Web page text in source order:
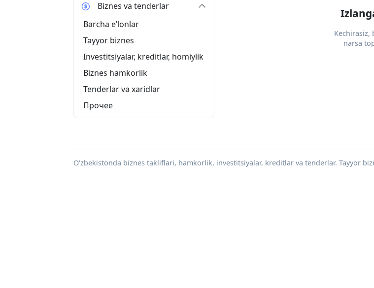
Kechirasiz,
narsa
Biznes va tenderlar
Barcha eʼlonlar
Tayyor biznes
Investitsiyalar, kreditlar, homiylik
Biznes hamkorlik
Tenderlar va xaridlar
Прочее
O'zbekistonda biznes takliflari, hamkorlik, investitsiyalar, kreditlar va tenderlar. Tayyor